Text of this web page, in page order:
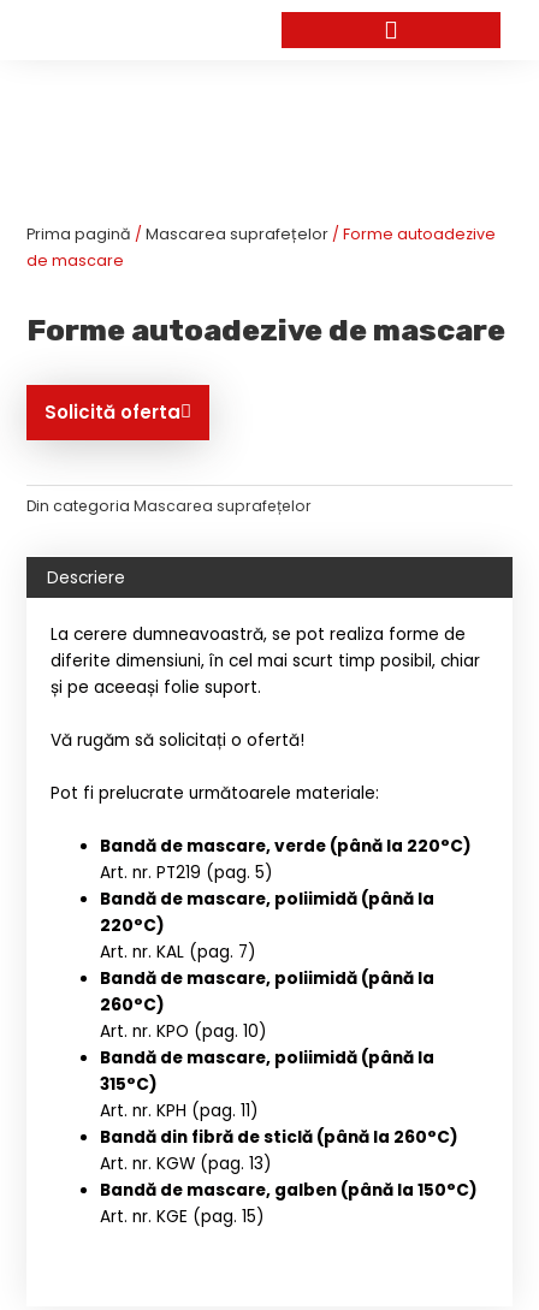
Prima pagină /Mascarea suprafețelor / Forme autoadezive
de mascare
Forme autoadezive de mascare
Solicită oferta
Din categoria Mascarea suprafețelor
Descriere
La cerere dumneavoastră, se pot realiza forme de
diferite dimensiuni, în cel mai scurt timp posibil, chiar
și pe aceeași folie suport.
Vă rugăm să solicitați o ofertă!
Pot fi prelucrate următoarele materiale:
Bandă de mascare, verde (până la 220°C)
Art. nr. PT219 (pag. 5)
Bandă de mascare, poliimidă (până la
220°C)
Art. nr. KAL (pag. 7)
Bandă de mascare, poliimidă (până la
260°C)
Art. nr. KPO (pag. 10)
Bandă de mascare, poliimidă (până la
315°C)
Art. nr. KPH (pag. 11)
Bandă din fibră de sticlă (până la 260°C)
Art. nr. KGW (pag. 13)
Bandă de mascare, galben (până la 150°C)
Art. nr. KGE (pag. 15)